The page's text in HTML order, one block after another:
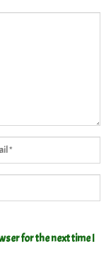
for the next time I